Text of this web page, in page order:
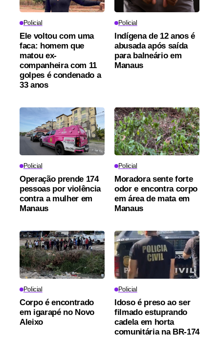
Policial
Ele voltou com uma
faca: homem que
matou ex-
companheira com 11
golpes é condenado a
33 anos
Policial
Indígena de 12 anos é
abusada após saída
para balneário em
Manaus
Policial
Operação prende 174
pessoas por violência
contra a mulher em
Manaus
Policial
Moradora sente forte
odor e encontra corpo
em área de mata em
Manaus
Policial
Corpo é encontrado
em igarapé no Novo
Aleixo
Policial
Idoso é preso ao ser
filmado estuprando
cadela em horta
comunitária na BR-174